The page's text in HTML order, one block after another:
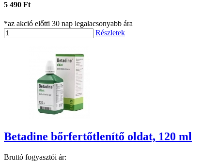
5 490 Ft
*az akció előtti 30 nap legalacsonyabb ára
Részletek
Betadine bőrfertőtlenítő oldat, 120 ml
Bruttó fogyasztói ár: